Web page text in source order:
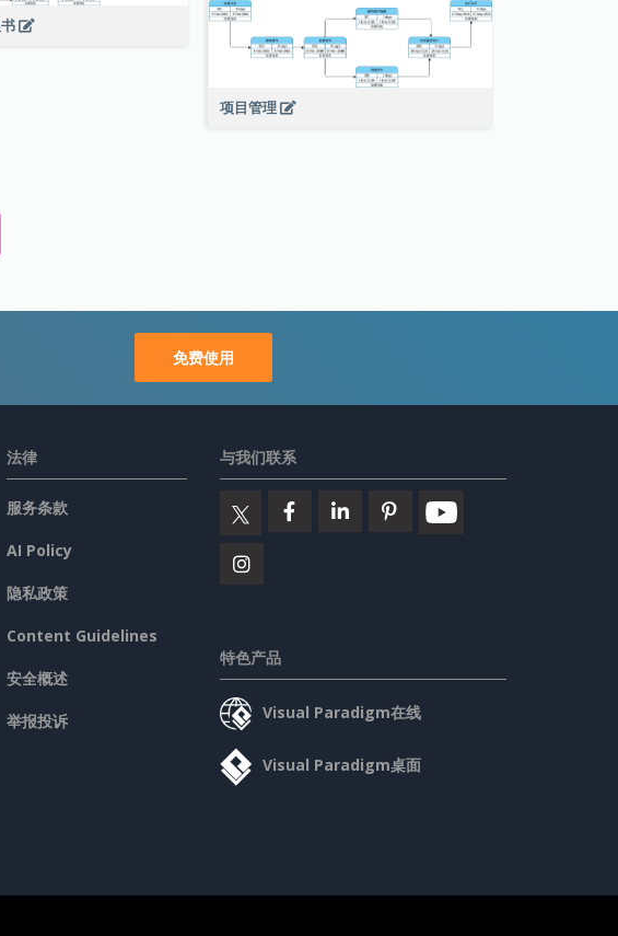
项目管理
免费使用
法律
服务条款
AI Policy
隐私政策
Content Guidelines
安全概述
举报投诉
与我们联系
特色产品
Visual Paradigm在线
Visual Paradigm桌面